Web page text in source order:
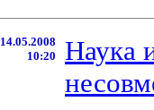
14.05.2008
10:20
Наука